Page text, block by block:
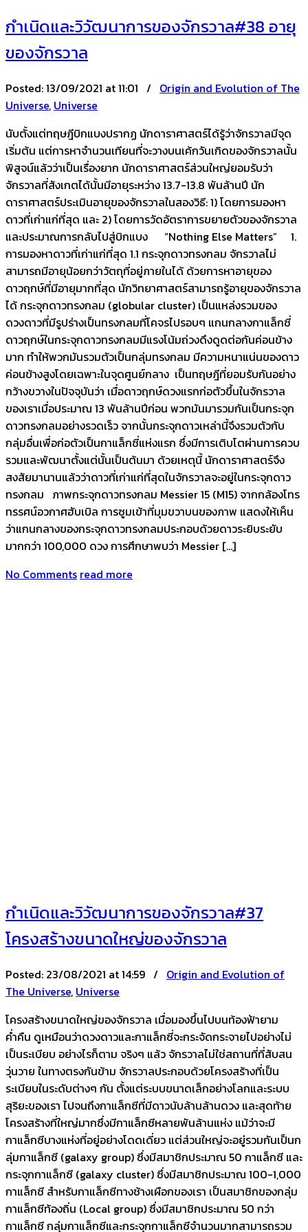
กำเนิดและวิวัฒนาการของจักรวาล#38 อายุ
ของจักรวาล
Posted:13/09/2021 at 11:01 / Origin and Evolution of The
Universe, Universe
นับตั้งแต่ทฤษฎีบิกแบงปรากฏ นักดาราศาสตร์ได้รู้ว่าจักรวาลมีจุด
เริ่มต้น แต่การหาจำนวนเทียนที่จะวางบนเค้กวันเกิดของจักรวาลนั้น
พิสูจน์แล้วว่าเป็นเรื่องยาก นักดาราศาสตร์ส่วนใหญ่ยอมรับว่า
จักรวาลที่สังเกตได้นั้นมีอายุระหว่าง 13.7-13.8 พันล้านปี นัก
ดาราศาสตร์ประเมินอายุของจักรวาลในสองวิธี: 1) โดยการมองหา
ดาวที่เก่าแก่ที่สุด และ 2) โดยการวัดอัตราการขยายตัวของจักรวาล
และประมาณการกลับไปสู่บิกแบง “Nothing Else Matters” 1.
การมองหาดาวที่เก่าแก่ที่สุด 1.1 กระจุกดาวทรงกลม จักรวาลไม่
สามารถมีอายุน้อยกว่าวัตถุที่อยู่ภายในได้ ด้วยการหาอายุของ
ดาวฤกษ์ที่มีอายุมากที่สุด นักวิทยาศาสตร์สามารถรู้อายุของจักรวาล
ได้ กระจุกดาวทรงกลม (globular cluster) เป็นแหล่งรวมของ
ดวงดาวที่มีรูปร่างเป็นทรงกลมที่โคจรไปรอบๆ แกนกลางกาแล็กซี่
ดาวฤกษ์ในกระจุกดาวทรงกลมมีแรงโน้มถ่วงดึงดูดต่อกันค่อนข้าง
มาก ทำให้พวกมันรวมตัวเป็นกลุ่มทรงกลม มีความหนาแน่นของดาว
ค่อนข้างสูงโดยเฉพาะในจุดศูนย์กลาง เป็นทฤษฎีที่ยอมรับกันอย่าง
กว้างขวางในปัจจุบันว่า เมื่อดาวฤกษ์ดวงแรกก่อตัวขึ้นในจักรวาล
ของเราเมื่อประมาณ 13 พันล้านปีก่อน พวกมันมารวมกันเป็นกระจุก
ดาวทรงกลมอย่างรวดเร็ว จากนั้นกระจุกดาวเหล่านี้จึงรวมตัวกับ
กลุ่มอื่นเพื่อก่อตัวเป็นกาแล็กซี่แห่งแรก ซึ่งมีการเติบโตผ่านการควบ
รวมและพัฒนาตั้งแต่นั้นเป็นต้นมา ด้วยเหตุนี้ นักดาราศาสตร์จึง
สงสัยมานานแล้วว่าดาวที่เก่าแก่ที่สุดในจักรวาลจะอยู่ในกระจุกดาว
ทรงกลม ภาพกระจุกดาวทรงกลม Messier 15 (M15) จากกล้องโทร
ทรรศน์อวกาศฮับเบิล การซูมเข้าที่มุมขวาบนของภาพ แสดงให้เห็น
ว่าแกนกลางของกระจุกดาวทรงกลมประกอบด้วยดาวระยิบระยับ
มากกว่า 100,000 ดวง การศึกษาพบว่า Messier […]
No Comments read more
กำเนิดและวิวัฒนาการของจักรวาล#37
โครงสร้างขนาดใหญ่ของจักรวาล
Posted: 23/08/2021 at 14:59 / Origin and Evolution of
The Universe, Universe
โครงสร้างขนาดใหญ่ของจักรวาล เมื่อมองขึ้นไปบนท้องฟ้ายาม
ค่ำคืน ดูเหมือนว่าดวงดาวและกาแล็กซี่จะกระจัดกระจายไปอย่างไม่
เป็นระเบียบ อย่างไรก็ตาม จริงๆ แล้ว จักรวาลไม่ใช่สถานที่ที่สับสน
วุ่นวาย ในทางตรงกันข้าม จักรวาลประกอบด้วยโครงสร้างที่เป็น
ระเบียบในระดับต่างๆ กัน ตั้งแต่ระบบขนาดเล็กอย่างโลกและระบบ
สุริยะของเรา ไปจนถึงกาแล็กซีที่มีดาวนับล้านล้านดวง และสุดท้าย
โครงสร้างที่ใหญ่มากซึ่งมีกาแล็กซีหลายพันล้านแห่ง แม้ว่าจะมี
กาแล็กซีบางแห่งที่อยู่อย่างโดดเดี่ยว แต่ส่วนใหญ่จะอยู่รวมกันเป็นก
ลุ่มกาแล็กซี (galaxy group) ซึ่งมีสมาชิกประมาณ 50 กาแล็กซี และ
กระจุกกาแล็กซี (galaxy cluster) ซึ่งมีสมาชิกประมาณ 100-1,000
กาแล็กซี สำหรับกาแล็กซีทางช้างเผือกของเรา เป็นสมาชิกของกลุ่ม
กาแล็กซีท้องถิ่น (Local group) ซึ่งมีสมาชิกประมาณ 50 กว่า
กาแล็กซี กลุ่มกาแล็กซีและกระจุกกาแล็กซีจำนวนมากสามารถรวม